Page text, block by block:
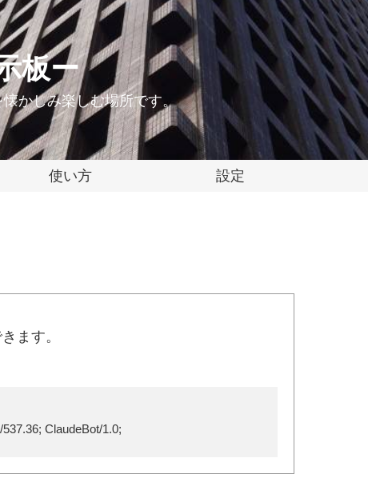
板ー
かしみ楽しむ場所です。
使い方 設定
ます。
ClaudeBot/1.0;